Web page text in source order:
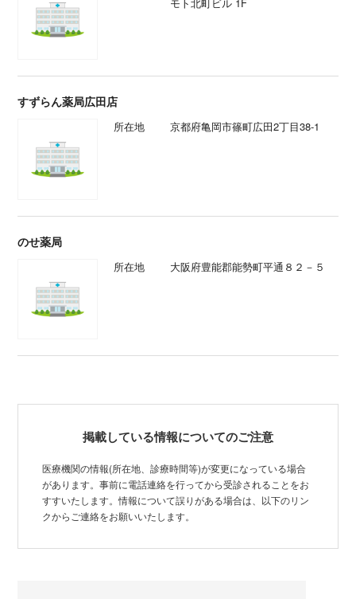
すずらん薬局広田店
所在地 京都府亀岡市篠町広田2丁目38-1
のせ薬局
所在地 大阪府豊能郡能勢町平通８２－５
掲載している情報についてのご注意
医療機関の情報(所在地、診療時間等)が変更になっている場合
があります。事前に電話連絡を行ってから受診されることをお
すすいたします。情報について誤りがある場合は、以下のリン
クからご連絡をお願いいたします。